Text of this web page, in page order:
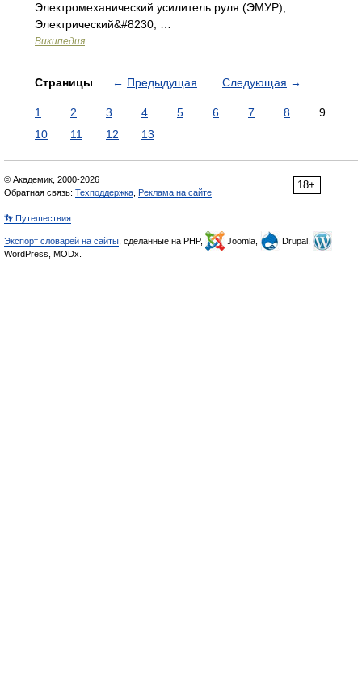
Электромеханический усилитель руля (ЭМУР),
Электрический&#8230; …
Википедия
Страницы ← Предыдущая Следующая →
1 2 3 4 5 6 7 8
9
10
11 12 13
18+
© Академик, 2000-2026
Обратная связь: Техподдержка Реклама на сайте
👣 Путешествия
Экспорт словарей на сайты , сделанные на PHP, Joomla,
Drupal,
WordPress, MODx.